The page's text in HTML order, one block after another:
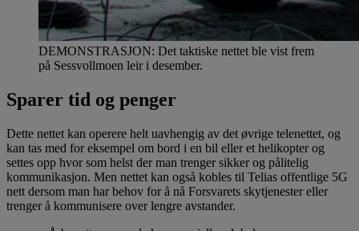
DEMONSTRASJON: Det taktiske nettet ble vist frem
på Sessvollmoen leir i desember.
Sparer tid og penger
Dette nettet kan operere helt uavhengig av det øvrige telenettet, og
kan tas med for eksempel om bord i en bil eller et helikopter og
settes opp hvor som helst der man trenger sikker og pålitelig
kommunikasjon. Men nettet kan også kobles til Telias offentlige 5G
nett dersom man har behov for å nå Forsvarets skytjenester eller
trenger å kommunisere over lengre avstander.